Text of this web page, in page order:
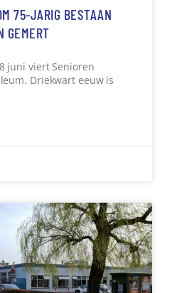
75-JARIG BESTAAN
GEMERT
juni viert Senioren
Driekwart eeuw is